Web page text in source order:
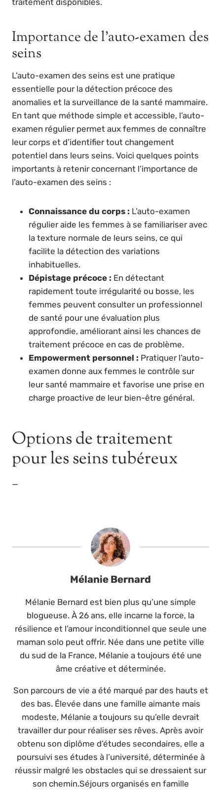
Importance de l’auto-examen des
seins
L’auto-examen des seins est une pratique
essentielle pour la détection précoce des
anomalies et la surveillance de la santé mammaire.
En tant que méthode simple et accessible, l’auto-
examen régulier permet aux femmes de connaître
leur corps et d’identifier tout changement
potentiel dans leurs seins. Voici quelques points
importants à retenir concernant l’importance de
l’auto-examen des seins :
Connaissance du corps : L’auto-examen
régulier aide les femmes à se familiariser avec
la texture normale de leurs seins, ce qui
facilite la détection des variations
inhabituelles.
Dépistage précoce : En détectant
rapidement toute irrégularité ou bosse, les
femmes peuvent consulter un professionnel
de santé pour une évaluation plus
approfondie, améliorant ainsi les chances de
traitement précoce en cas de problème.
Empowerment personnel : Pratiquer l’auto-
examen donne aux femmes le contrôle sur
leur santé mammaire et favorise une prise en
charge proactive de leur bien-être général.
Options de traitement
pour les seins tubéreux
—
Mélanie Bernard
Mélanie Bernard est bien plus qu’une simple
blogueuse. À 26 ans, elle incarne la force, la
résilience et l’amour inconditionnel que seule une
maman solo peut offrir. Née dans une petite ville
du sud de la France, Mélanie a toujours été une
âme créative et déterminée.
Son parcours de vie a été marqué par des hauts et
des bas. Élevée dans une famille aimante mais
modeste, Mélanie a toujours su qu’elle devrait
travailler dur pour réaliser ses rêves. Après avoir
obtenu son diplôme d’études secondaires, elle a
poursuivi ses études à l’université, déterminée à
réussir malgré les obstacles qui se dressaient sur
son chemin.Séjours organisés en famille